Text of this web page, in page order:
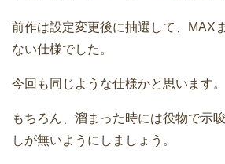
前作は設定変更後に抽選して、MAX
ない仕様でした。
今回も同じような仕様かと思います。
もちろん、溜まった時には役物で示
しが無いようにしましょう。